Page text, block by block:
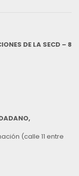
DE LA SECD – 8
(calle 11 entre